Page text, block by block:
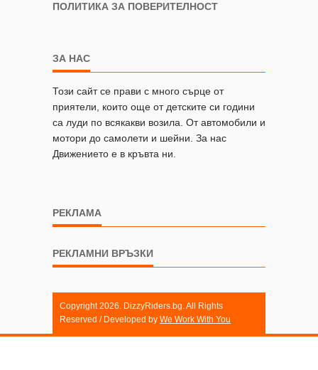
ПОЛИТИКА ЗА ПОВЕРИТЕЛНОСТ
ЗА НАС
Този сайт се прави с много сърце от
приятели, които още от детските си години
са луди по всякакви возила. От автомобили и
мотори до самолети и шейни. За нас
Движението е в кръвта ни.
РЕКЛАМА
РЕКЛАМНИ ВРЪЗКИ
Copyright 2026. DizzyRiders.bg. All Rights
Reserved / Developed by We Work With You